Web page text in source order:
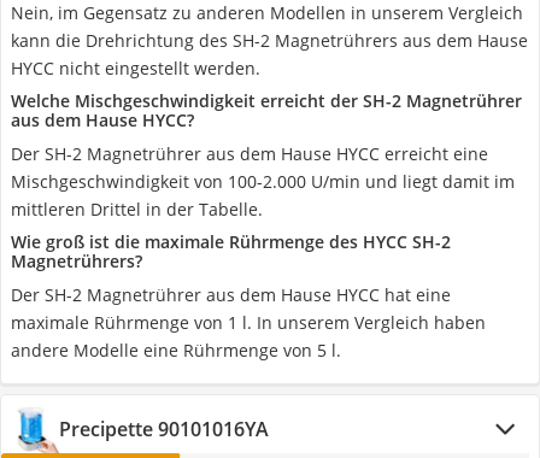
Nein, im Gegensatz zu anderen Modellen in unserem Vergleich
kann die Drehrichtung des SH-2 Magnetrührers aus dem Hause
HYCC nicht eingestellt werden.
Welche Mischgeschwindigkeit erreicht der SH-2 Magnetrührer
aus dem Hause HYCC?
Der SH-2 Magnetrührer aus dem Hause HYCC erreicht eine
Mischgeschwindigkeit von 100-2.000 U/min und liegt damit im
mittleren Drittel in der Tabelle.
Wie groß ist die maximale Rührmenge des HYCC SH-2
Magnetrührers?
Der SH-2 Magnetrührer aus dem Hause HYCC hat eine
maximale Rührmenge von 1 l. In unserem Vergleich haben
andere Modelle eine Rührmenge von 5 l.
Precipette 90101016YA